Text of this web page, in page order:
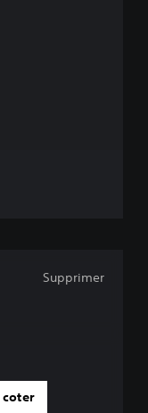
Supprimer